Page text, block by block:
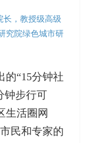
长，教授级高级
究院绿色城市研
的“15分钟社
钟步行可
生活圈网
民和专家的